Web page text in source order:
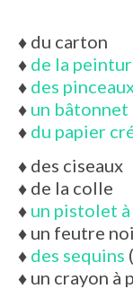
♦ du carton
♦ de la
♦ des
♦ un bâtonnet
♦ du papier
♦ des ciseaux
♦ de la colle
♦ un pistolet
♦ un feutre
♦ des sequins
♦ un crayon à